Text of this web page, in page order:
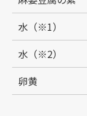
水（※1）
水（※2）
卵黄